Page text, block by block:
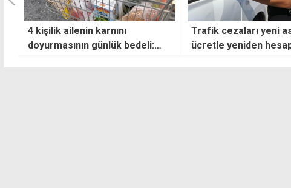
Trafik cezaları yeni asgari
ücretle yeniden hesaplandı
Gözler asgari ücret
toplantısında